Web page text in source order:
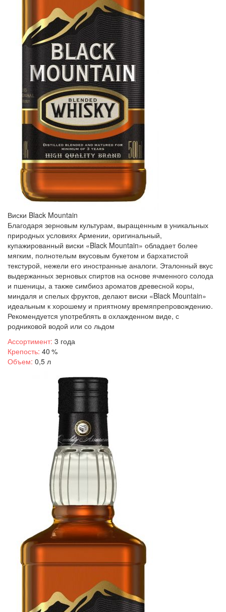
Виски Black Mountain
Благодаря зерновым культурам, выращенным в уникальных
природных условиях Армении, оригинальный,
купажированный виски «Black Mountain» обладает более
мягким, полнотелым вкусовым букетом и бархатистой
текстурой, нежели его иностранные аналоги. Эталонный вкус
выдержанных зерновых спиртов на основе ячменного солода
и пшеницы, а также симбиоз ароматов древесной коры,
миндаля и спелых фруктов, делают виски «Black Mountain»
идеальным к хорошему и приятному времяпрепровождению.
Рекомендуется употреблять в охлажденном виде, с
родниковой водой или со льдом
Ассортимент: 3 года
Крепость: 40 %
Объем: 0,5 л